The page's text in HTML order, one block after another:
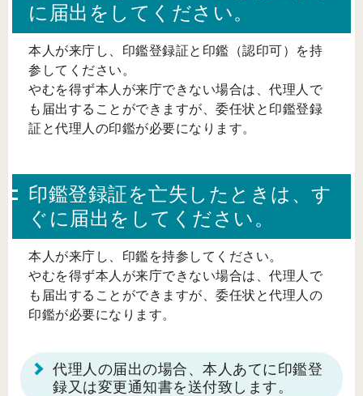
に届出をしてください。
本人が来庁し、印鑑登録証と印鑑（認印可）を持
参してください。
やむを得ず本人が来庁できない場合は、代理人で
も届出することができますが、委任状と印鑑登録
証と代理人の印鑑が必要になります。
印鑑登録証を亡失したときは、す
ぐに届出をしてください。
本人が来庁し、印鑑を持参してください。
やむを得ず本人が来庁できない場合は、代理人で
も届出することができますが、委任状と代理人の
印鑑が必要になります。
代理人の届出の場合、本人あてに印鑑登
録又は変更通知書を送付致します。